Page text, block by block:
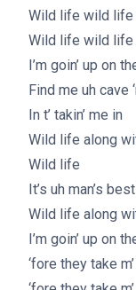
Wild life wild
Wild life wild
I’m goin’ up on
Find me uh cave
In t’ takin’ me in
Wild life along
Wild life
It’s uh man’s
Wild life along
I’m goin’ up on
‘fore they take